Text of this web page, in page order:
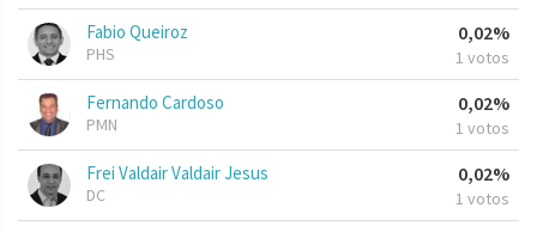
Fabio Queiroz
PHS
0,02%
1 votos
Fernando Cardoso
PMN
0,02%
1 votos
Frei Valdair Valdair Jesus
DC
0,02%
1 votos